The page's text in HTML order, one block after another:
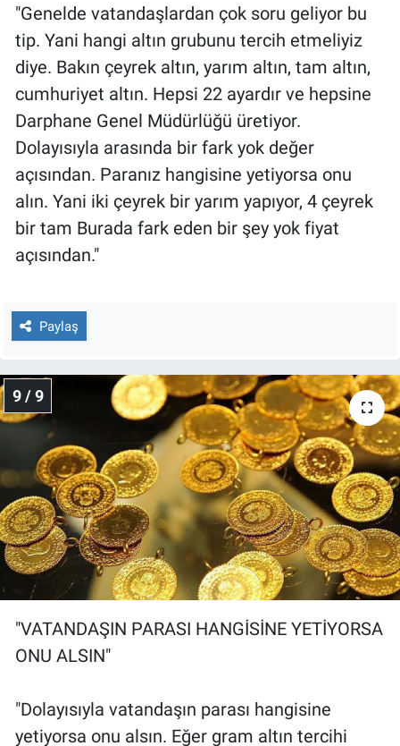
"Genelde vatandaşlardan çok soru geliyor bu
tip. Yani hangi altın grubunu tercih etmeliyiz
diye. Bakın çeyrek altın, yarım altın, tam altın,
cumhuriyet altın. Hepsi 22 ayardır ve hepsine
Darphane Genel Müdürlüğü üretiyor.
Dolayısıyla arasında bir fark yok değer
açısından. Paranız hangisine yetiyorsa onu
alın. Yani iki çeyrek bir yarım yapıyor, 4 çeyrek
bir tam Burada fark eden bir şey yok fiyat
açısından."
Paylaş
9 / 9
"VATANDAŞIN PARASI HANGİSİNE YETİYORSA
ONU ALSIN"
"Dolayısıyla vatandaşın parası hangisine
yetiyorsa onu alsın. Eğer gram altın tercihi